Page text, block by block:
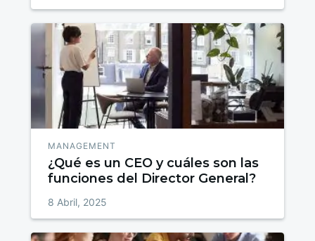
MANAGEMENT
¿Qué es un CEO y cuáles son las
funciones del Director General?
8 Abril, 2025